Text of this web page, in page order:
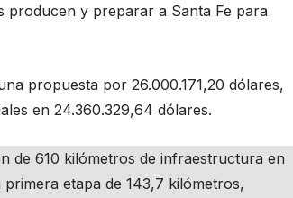
producen y preparar a Santa Fe para
propuesta por 26.000.171,20 dólares,
en 24.360.329,64 dólares.
de 610 kilómetros de infraestructura en
etapa de 143,7 kilómetros,